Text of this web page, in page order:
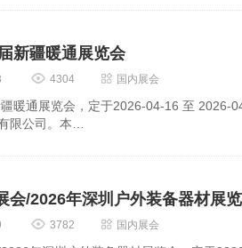
新疆暖通展览会
4304 国内展会
暖通展览会，定于2026-04-16 至 2026-
限公司。本…
会/2026年深圳户外装备器材展
3782 国内展会